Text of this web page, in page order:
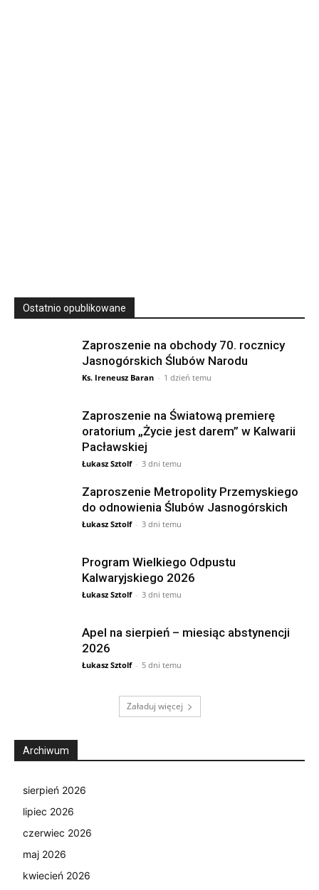
Ostatnio opublikowane
Zaproszenie na obchody 70. rocznicy
Jasnogórskich Ślubów Narodu
Ks. Ireneusz Baran - 1 dzień temu
Zaproszenie na Światową premierę
oratorium „Życie jest darem” w Kalwarii
Pacławskiej
Łukasz Sztolf - 3 dni temu
Zaproszenie Metropolity Przemyskiego
do odnowienia Ślubów Jasnogórskich
Łukasz Sztolf - 3 dni temu
Program Wielkiego Odpustu
Kalwaryjskiego 2026
Łukasz Sztolf - 3 dni temu
Apel na sierpień – miesiąc abstynencji
2026
Łukasz Sztolf - 5 dni temu
Załaduj więcej
Archiwum
sierpień 2026
lipiec 2026
czerwiec 2026
maj 2026
kwiecień 2026